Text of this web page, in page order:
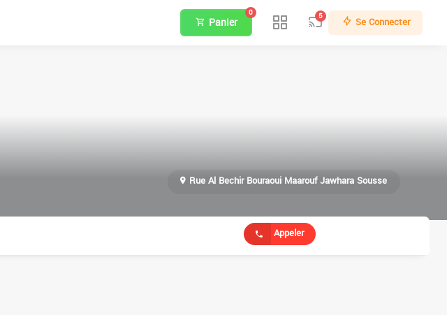
Panier
0 5 Se Connecter
Rue Al Bechir Bouraoui Maarouf Jawhara Sousse
Appeler